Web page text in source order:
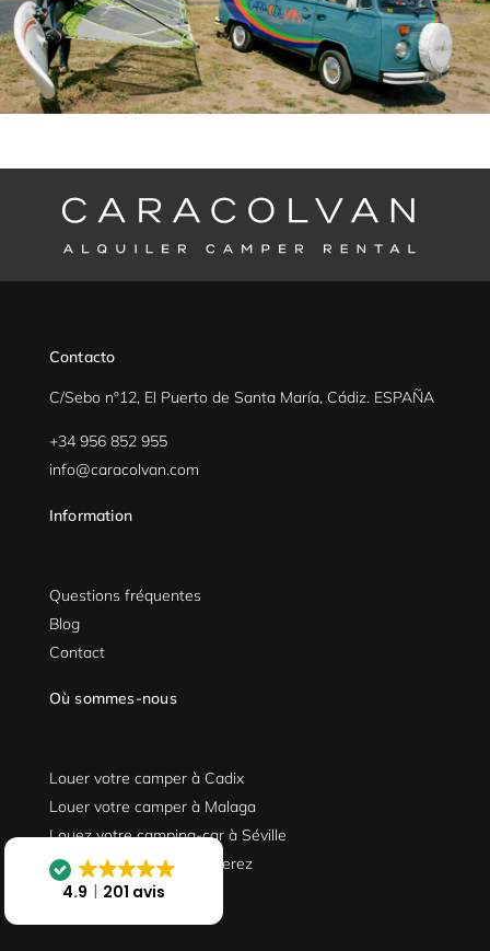
Contacto
C/Sebo nº12, El Puerto de Santa María, Cádiz. ESPAÑA
+34 956 852 955
info@caracolvan.com
Information
Questions fréquentes
Blog
Contact
Où sommes-nous
Louer votre camper à Cadix
Louer votre camper à Malaga
Louez votre camping-car à Séville
Location d’un camper à Jerez
4.9 201 avis